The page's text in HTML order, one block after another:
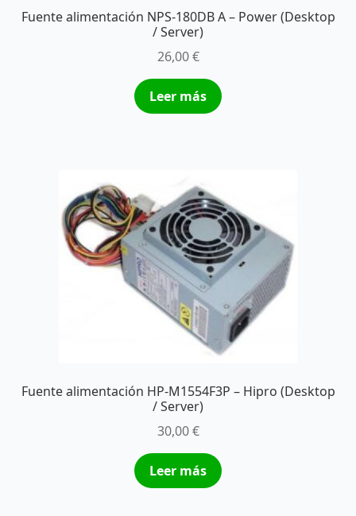
Fuente alimentación NPS-180DB A – Power (Desktop
/ Server)
26,00€
Leer más
Fuente alimentación HP-M1554F3P – Hipro (Desktop
/ Server)
30,00€
Leer más